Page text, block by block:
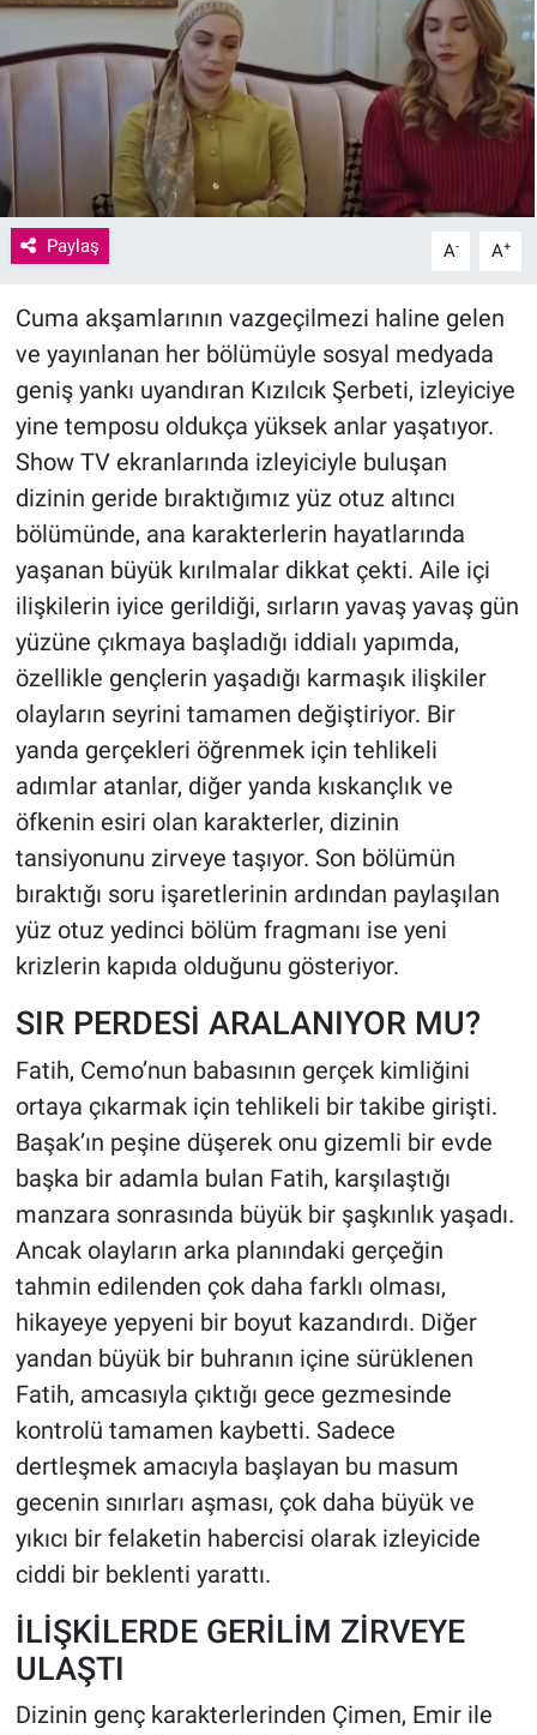
Paylaş A- A+
Cuma akşamlarının vazgeçilmezi haline gelen
ve yayınlanan her bölümüyle sosyal medyada
geniş yankı uyandıran Kızılcık Şerbeti, izleyiciye
yine temposu oldukça yüksek anlar yaşatıyor.
Show TV ekranlarında izleyiciyle buluşan
dizinin geride bıraktığımız yüz otuz altıncı
bölümünde, ana karakterlerin hayatlarında
yaşanan büyük kırılmalar dikkat çekti. Aile içi
ilişkilerin iyice gerildiği, sırların yavaş yavaş gün
yüzüne çıkmaya başladığı iddialı yapımda,
özellikle gençlerin yaşadığı karmaşık ilişkiler
olayların seyrini tamamen değiştiriyor. Bir
yanda gerçekleri öğrenmek için tehlikeli
adımlar atanlar, diğer yanda kıskançlık ve
öfkenin esiri olan karakterler, dizinin
tansiyonunu zirveye taşıyor. Son bölümün
bıraktığı soru işaretlerinin ardından paylaşılan
yüz otuz yedinci bölüm fragmanı ise yeni
krizlerin kapıda olduğunu gösteriyor.
SIR PERDESİ ARALANIYOR MU?
Fatih, Cemo’nun babasının gerçek kimliğini
ortaya çıkarmak için tehlikeli bir takibe girişti.
Başak’ın peşine düşerek onu gizemli bir evde
başka bir adamla bulan Fatih, karşılaştığı
manzara sonrasında büyük bir şaşkınlık yaşadı.
Ancak olayların arka planındaki gerçeğin
tahmin edilenden çok daha farklı olması,
hikayeye yepyeni bir boyut kazandırdı. Diğer
yandan büyük bir buhranın içine sürüklenen
Fatih, amcasıyla çıktığı gece gezmesinde
kontrolü tamamen kaybetti. Sadece
dertleşmek amacıyla başlayan bu masum
gecenin sınırları aşması, çok daha büyük ve
yıkıcı bir felaketin habercisi olarak izleyicide
ciddi bir beklenti yarattı.
İLİŞKİLERDE GERİLİM ZİRVEYE
ULAŞTI
Dizinin genç karakterlerinden Çimen, Emir ile